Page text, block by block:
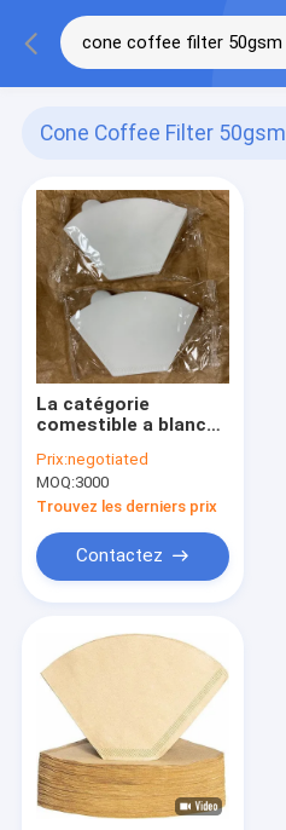
Cone Coffee Filter 50gsm
La catégorie
comestible a blanchi
de café de cône
50gsm 53gsm
Prix:negotiated
MOQ:3000
Trouvez les derniers prix
Contactez